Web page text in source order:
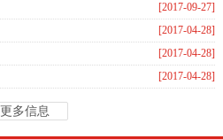
[2017-09-27]
[2017-04-28]
[2017-04-28]
[2017-04-28]
更多信息